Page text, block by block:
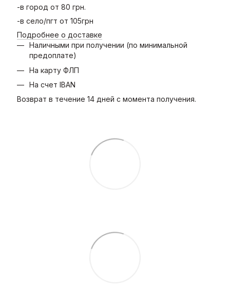
-в город от 80 грн.
-в село/пгт от 105грн
Подробнее о доставке
Наличными при получении (по минимальной
предоплате)
На карту ФЛП
На счет IBAN
Возврат в течение 14 дней с момента получения.